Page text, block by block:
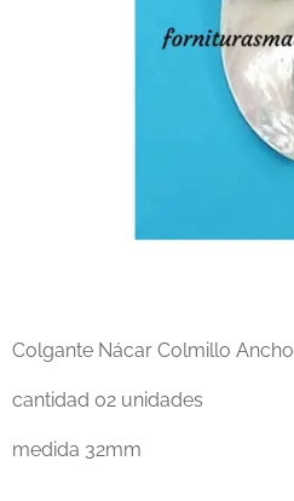
Colgante Nácar Colmillo Ancho
cantidad 02 unidades
medida 32mm